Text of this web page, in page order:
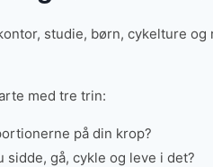
studie, børn, cykelture
med tre trin:
på din krop?
sidde, gå, cykle og leve i det?